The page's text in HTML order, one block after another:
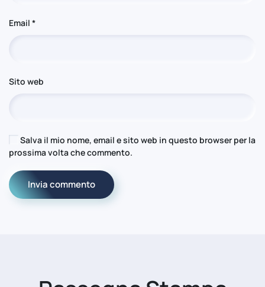
Email *
Sito web
Salva il mio nome, email e sito web in questo browser per la
prossima volta che commento.
Invia commento